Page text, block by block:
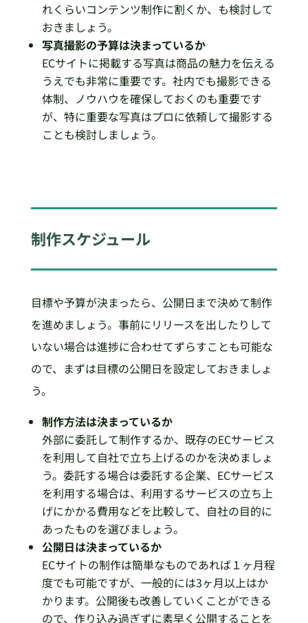
れくらいコンテンツ制作に割くか、も検討して
おきましょう。
写真撮影の予算は決まっているか
ECサイトに掲載する写真は商品の魅力を伝える
うえでも非常に重要です。社内でも撮影できる
体制、ノウハウを確保しておくのも重要です
が、特に重要な写真はプロに依頼して撮影する
ことも検討しましょう。
制作スケジュール
目標や予算が決まったら、公開日まで決めて制作
を進めましょう。事前にリリースを出したりして
いない場合は進捗に合わせてずらすことも可能な
ので、まずは目標の公開日を設定しておきましょ
う。
制作方法は決まっているか
外部に委託して制作するか、既存のECサービス
を利用して自社で立ち上げるのかを決めましょ
う。委託する場合は委託する企業、ECサービス
を利用する場合は、利用するサービスの立ち上
げにかかる費用などを比較して、自社の目的に
あったものを選びましょう。
公開日は決まっているか
ECサイトの制作は簡単なものであれば１ヶ月程
度でも可能ですが、一般的には3ヶ月以上はか
かります。公開後も改善していくことができる
ので、作り込み過ぎずに素早く公開することを